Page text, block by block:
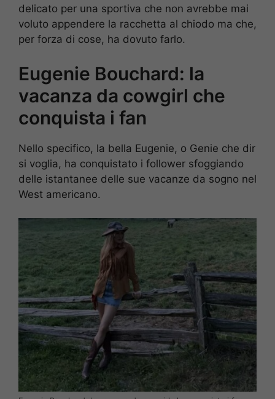
delicato per una sportiva che non avrebbe mai
voluto appendere la racchetta al chiodo ma che,
per forza di cose, ha dovuto farlo.
Eugenie Bouchard: la
vacanza da cowgirl che
conquista i fan
Nello specifico, la bella Eugenie, o Genie che dir
si voglia, ha conquistato i follower sfoggiando
delle istantanee delle sue vacanze da sogno nel
West americano.